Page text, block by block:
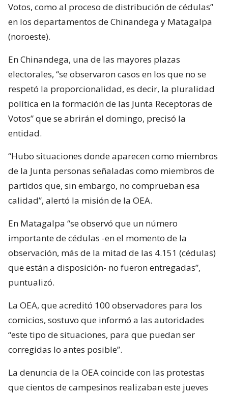
Votos, como al proceso de distribución de cédulas”
en los departamentos de Chinandega y Matagalpa
(noroeste).
En Chinandega, una de las mayores plazas
electorales, “se observaron casos en los que no se
respetó la proporcionalidad, es decir, la pluralidad
política en la formación de las Junta Receptoras de
Votos” que se abrirán el domingo, precisó la
entidad.
“Hubo situaciones donde aparecen como miembros
de la Junta personas señaladas como miembros de
partidos que, sin embargo, no comprueban esa
calidad”, alertó la misión de la OEA.
En Matagalpa “se observó que un número
importante de cédulas -en el momento de la
observación, más de la mitad de las 4.151 (cédulas)
que están a disposición- no fueron entregadas”,
puntualizó.
La OEA, que acreditó 100 observadores para los
comicios, sostuvo que informó a las autoridades
“este tipo de situaciones, para que puedan ser
corregidas lo antes posible”.
La denuncia de la OEA coincide con las protestas
que cientos de campesinos realizaban este jueves